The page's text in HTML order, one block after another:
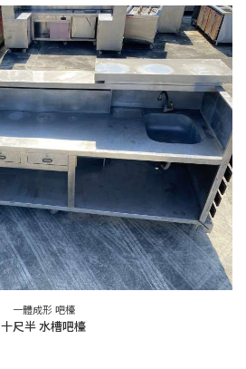
一體成形 吧檯
十尺半 水槽吧檯